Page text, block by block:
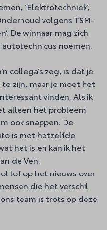
‘Elektrotechniek’,
volgens TSM-
De winnaar mag zich
noemen.
collega’s zeg, is dat je
zijn, maar je moet het
vinden. Als ik
alleen het probleem
ook snappen. De
is met hetzelfde
het is en kan ik het
de Ven.
lof op het nieuws over
die het verschil
team is trots op deze